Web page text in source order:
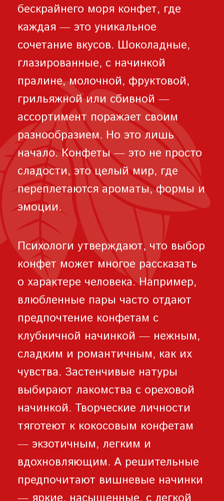
бескрайнего моря конфет, где
каждая — это уникальное
сочетание вкусов. Шоколадные,
глазированные, с начинкой
пралине, молочной, фруктовой,
грильяжной или сбивной —
ассортимент поражает своим
разнообразием. Но это лишь
начало. Конфеты — это не просто
сладости, это целый мир, где
переплетаются ароматы, формы и
эмоции.
Психологи утверждают, что выбор
конфет может многое рассказать
о характере человека. Например,
влюбленные пары часто отдают
предпочтение конфетам с
клубничной начинкой — нежным,
сладким и романтичным, как их
чувства. Застенчивые натуры
выбирают лакомства с ореховой
начинкой. Творческие личности
тяготеют к кокосовым конфетам
— экзотичным, легким и
вдохновляющим. А решительные
предпочитают вишневые начинки